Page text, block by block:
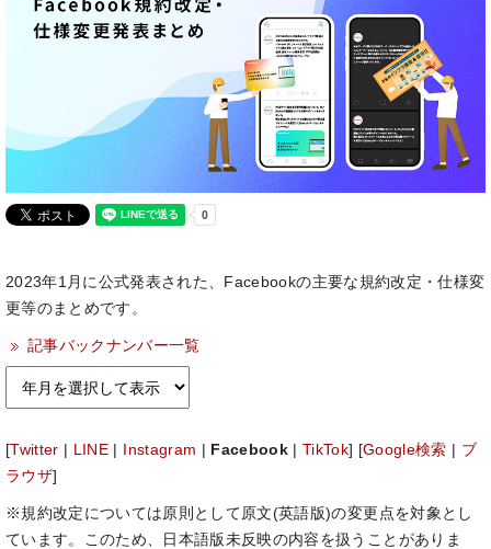
2023年1月に公式発表された、Facebookの主要な規約改定・仕様変
更等のまとめです。
記事バックナンバー一覧
[Twitter LINE Instagram Facebook |TikTok] [Google検索
ブ
ラウザ]
※規約改定については原則として原文(英語版)の変更点を対象とし
ています。このため、日本語版未反映の内容を扱うことがありま